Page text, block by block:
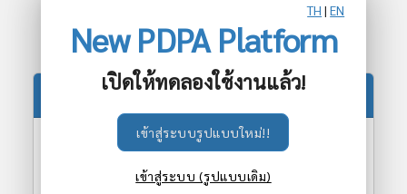
เข้าสู่ระบบ
TH |EN
New PDPA Platform
เปิดให้ทดลองใช้งานแล้ว!
เข้าสู่ระบบรูปแบบใหม่!!
เข้าสู่ระบบ (รูปแบบเดิม)